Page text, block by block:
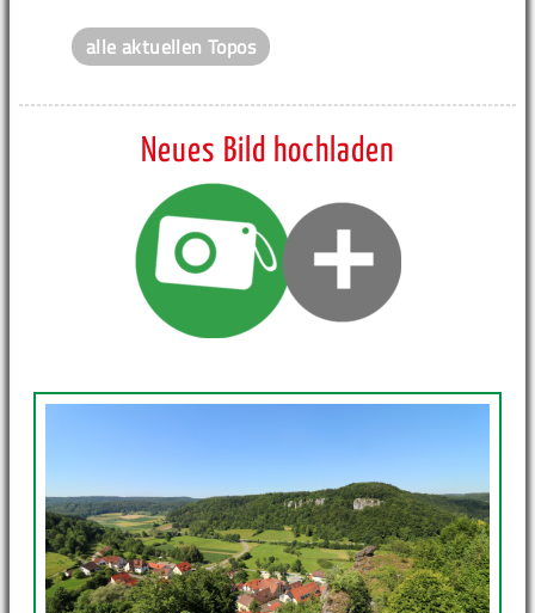
alle aktuellen Topos
Neues Bild hochladen